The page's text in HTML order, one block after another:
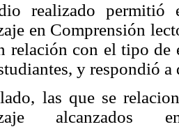
realizado permitió
en Comprensión
relación con el tipo de
y respondió
las que se
alcanzados